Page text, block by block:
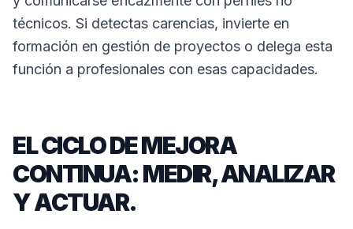
técnicos. Si detectas carencias, invierte en
formación en gestión de proyectos o delega esta
función a profesionales con esas capacidades.
EL CICLO DE MEJORA
CONTINUA: MEDIR, ANALIZAR
Y ACTUAR.